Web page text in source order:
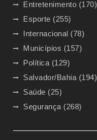
Entretenimento (170)
Esporte (255)
Internacional (78)
Municípios (157)
Política (129)
Salvador/Bahia (194)
Saúde (25)
Segurança (268)